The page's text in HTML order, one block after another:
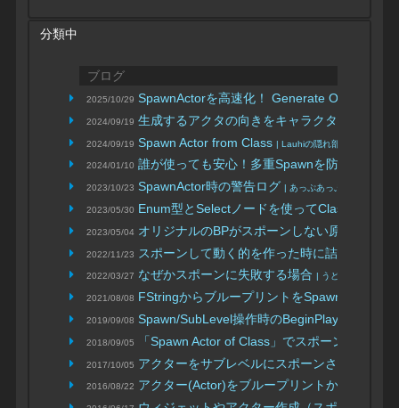
分類中
ブログ
2025/10/29 SpawnActorを高速化！ Generate Optimized
2024/09/19 生成するアクタの向きをキャラクター進行方
2024/09/19 Spawn Actor from Class | Lauhiの隠れ部屋
2024/01/10 誰が使っても安心！多重Spawnを防ぐ実装に
2023/10/23 SpawnActor時の警告ログ | あっぷあっぷブログ
2023/05/30 Enum型とSelectノードを使ってClassや
2023/05/04 オリジナルのBPがスポーンしない原因と解決
2022/11/23 スポーンして動く的を作った時に詰まったこ
2022/03/27 なぜかスポーンに失敗する場合 | うどん開発
2021/08/08 FStringからブループリントをSpawnする
2019/09/08 Spawn/SubLevel操作時のBeginPlay/
2018/09/05 「Spawn Actor of Class」でスポーンさせる
2017/10/05 アクターをサブレベルにスポーンさせる方法
2016/08/22 アクター(Actor)をブループリントから生成す